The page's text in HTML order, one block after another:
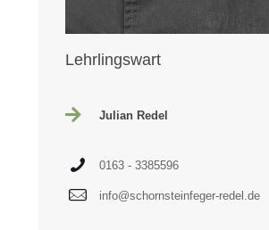
Lehrlingswart
Julian Redel
0163 - 3385596
info@schornsteinfeger-redel.de